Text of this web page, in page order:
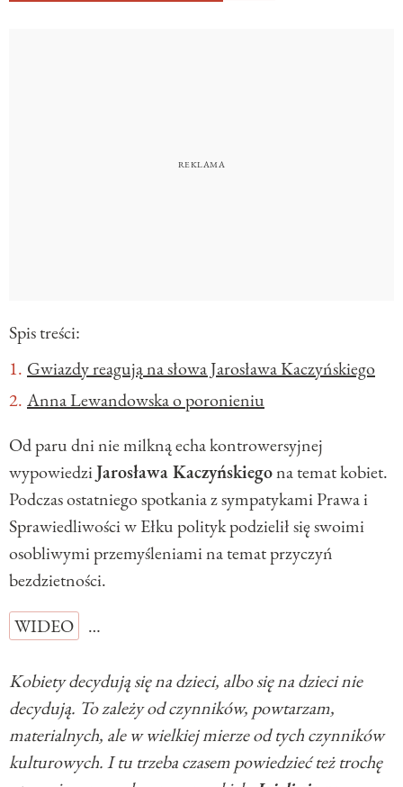
Spis treści:
Gwiazdy reagują na słowa Jarosława Kaczyńskiego
Anna Lewandowska o poronieniu
Od paru dni nie milkną echa kontrowersyjnej
wypowiedziJarosława Kaczyńskiegona temat kobiet.
Podczas ostatniego spotkania z sympatykami Prawa i
Sprawiedliwości w Ełku polityk podzielił się swoimi
osobliwymi przemyśleniami na temat przyczyń
bezdzietności.
WIDEO
…
Kobiety decydują się na dzieci, albo się na dzieci nie
decydują. To zależy od czynników, powtarzam,
materialnych, ale w wielkiej mierze od tych czynników
kulturowych. I tu trzeba czasem powiedzieć też trochę